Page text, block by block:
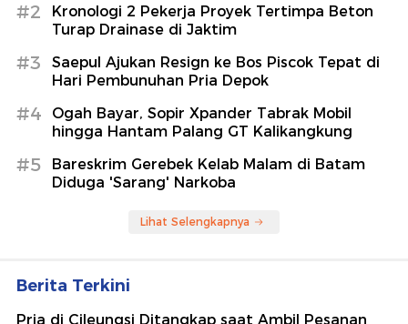
#2
Kronologi 2 Pekerja Proyek Tertimpa Beton
Turap Drainase di Jaktim
#3
Saepul Ajukan Resign ke Bos Piscok Tepat di
Hari Pembunuhan Pria Depok
#4
Ogah Bayar, Sopir Xpander Tabrak Mobil
hingga Hantam Palang GT Kalikangkung
#5
Bareskrim Gerebek Kelab Malam di Batam
Diduga 'Sarang' Narkoba
Lihat Selengkapnya
Berita Terkini
Pria di Cileungsi Ditangkap saat Ambil Pesanan